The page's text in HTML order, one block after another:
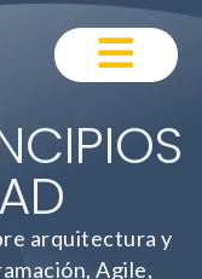
arquitectura y
Agile,